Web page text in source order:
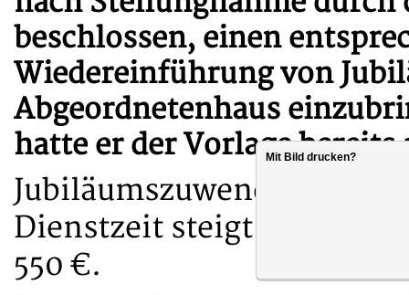
beschlossen, einen
Wiedereinführung von
Abgeordnetenhaus
hatte er der Vorlage bereits
Jubiläumszuwendung von
Dienstzeit steigt der
550 €.
Mit Bild drucken?